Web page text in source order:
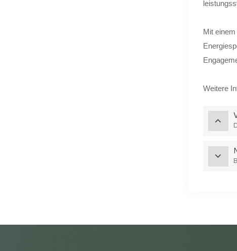
Mit
Weitere